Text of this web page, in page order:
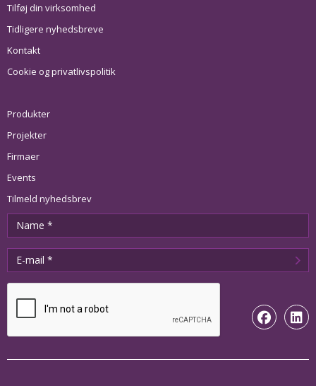
Tilføj din virksomhed
Tidligere nyhedsbreve
Kontakt
Cookie og privatlivspolitik
Produkter
Projekter
Firmaer
Events
Tilmeld nyhedsbrev